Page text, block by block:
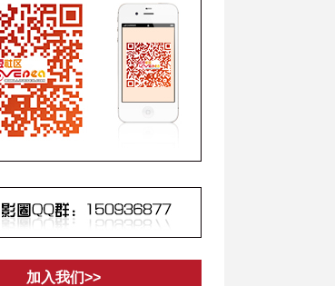
加入我们>>